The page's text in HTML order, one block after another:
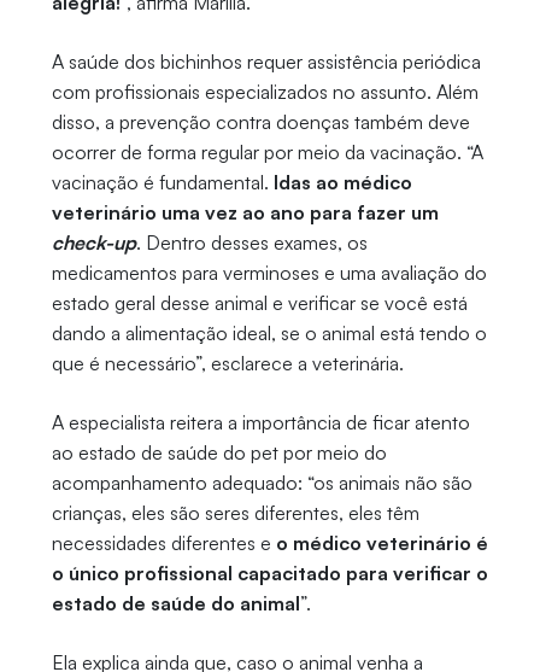
A saúde dos bichinhos requer assistência periódica
com profissionais especializados no assunto. Além
disso, a prevenção contra doenças também deve
ocorrer de forma regular por meio da vacinação. “A
vacinação é fundamental. Idas ao médico
veterinário uma vez ao ano para fazer um
check-up. Dentro desses exames, os
medicamentos para verminoses e uma avaliação do
estado geral desse animal e verificar se você está
dando a alimentação ideal, se o animal está tendo o
que é necessário”, esclarece a veterinária.
A especialista reitera a importância de ficar atento
ao estado de saúde do pet por meio do
acompanhamento adequado: “os animais não são
crianças, eles são seres diferentes, eles têm
necessidades diferentes e o médico veterinário é
o único profissional capacitado para verificar o
estado de saúde do animal”.
Ela explica ainda que, caso o animal venha a